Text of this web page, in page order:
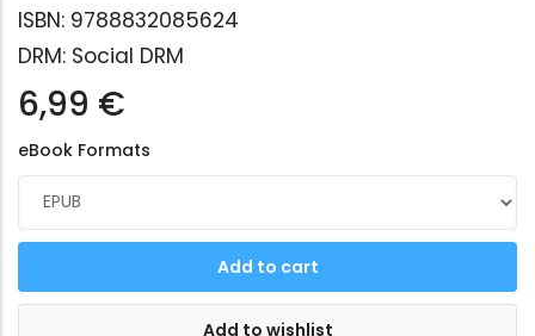
ISBN: 9788832085624
DRM: Social DRM
6,99 €
eBook Formats